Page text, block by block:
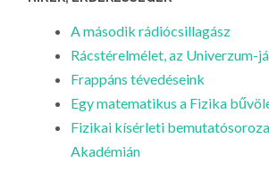
A második rádiócsillagász
Rácstérelmélet, az Univerzum-
Frappáns tévedéseink
Egy matematikus a Fizika
Fizikai kísérleti
Akadémián